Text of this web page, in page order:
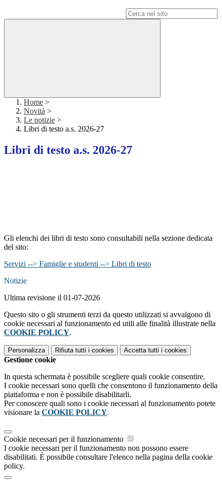
Home >
Novità >
Le notizie >
Libri di testo a.s. 2026-27
Libri di testo a.s. 2026-27
Gli elenchi dei libri di testo sono consultabili nella sezione dedicata
del sito:
Servizi --> Famiglie e studenti --> Libri di testo
Notizie
Ultima revisione il 01-07-2026
Questo sito o gli strumenti terzi da questo utilizzati si avvalgono di
cookie necessari al funzionamento ed utili alle finalità illustrate nella
COOKIE POLICY.
Personalizza Rifiuta tutti i cookies Accetta tutti i cookies
Gestione cookie
In questa schermata è possibile scegliere quali cookie consentire.
I cookie necessari sono quelli che consentono il funzionamento della
piattaforma e non è possibile disabilitarli.
Per conoscere quali sono i cookie necessari al funzionamento potete
visionare la COOKIE POLICY.
Cookie necessari per il funzionamento
I cookie necessari per il funzionamento non possono essere
disabilitati. È possibile consultare l'elenco nella pagina della cookie
policy.